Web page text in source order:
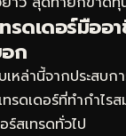
รดเดอร์มือ
ก
เหล่านี้จากประสบ
ดเดอร์ที่ทำกำไรส
สเทรดทั่วไป